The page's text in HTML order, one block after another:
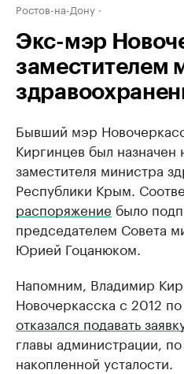
Ростов-на-Дону
Экс-мэр
заместителем
Бывший мэр
Киргинцев был назначен
заместителя министра
Республики Крым.
распоряжение было
председателем Совета
Юрией Гоцанюком.
Напомним, Владимир
Новочеркасска с 2012
отказался подавать
главы администрации,
накопленной усталости.